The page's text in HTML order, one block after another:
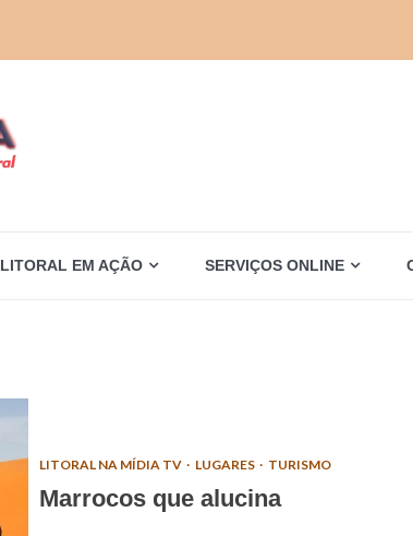
LITORAL EM AÇÃO SERVIÇOS ONLINE
LITORAL NA MÍDIA TV LUGARES TURISMO
Marrocos que alucina